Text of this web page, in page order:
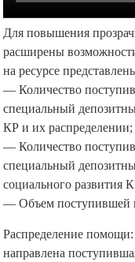
Для повышения
расширены
на ресурсе
— Количество
специальный
КР и их распределении;
— Количество
специальный
социального развития
— Объем поступившей
Распределение
направлена